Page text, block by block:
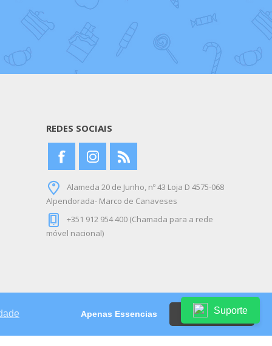
Apenas Essencias Aceitar
REDES SOCIAIS
Alameda 20 de Junho, nº 43 Loja D 4575-068
Alpendorada- Marco de Canaveses
+351 912 954 400 (Chamada para a rede
móvel nacional)
Powered bynopCommerce
Suporte